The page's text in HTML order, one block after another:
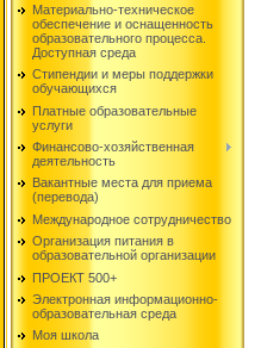
Материально-техническое
обеспечение и оснащенность
образовательного процесса.
Доступная среда
Стипендии и меры поддержки
обучающихся
Платные образовательные
услуги
Финансово-хозяйственная
деятельность
Вакантные места для приема
(перевода)
Международное сотрудничество
Организация питания в
образовательной организации
ПРОЕКТ 500+
Электронная информационно-
образовательная среда
Моя школа